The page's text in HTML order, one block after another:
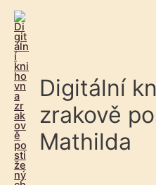
Digitální
zrakově
Mathilda